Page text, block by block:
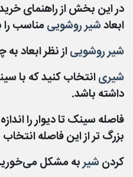
در این بخش از راهنمای
ابعادشیر روشوییمناسب را
شیر روشوییاز نظر ابعاد
شیریانتخاب کنید که با
داشته باشد.
فاصله سینک تا دیوار را
بزرگ‌ تر از این فاصله انتخاب
کردنشیربه مشکل